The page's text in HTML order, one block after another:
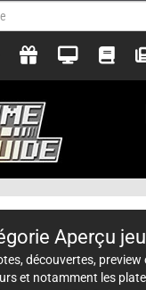
Aperçu
découvertes, preview
et notamment les